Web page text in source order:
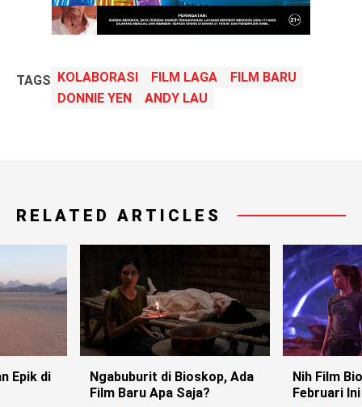
TAGS KOLABORASI FILM LAGA
FILM BARU
DONNIE YEN
ANDY LAU
RELATED ARTICLES
Epik di
Ngabuburit di Bioskop, Ada
Film Baru Apa Saja?
Nih Film
Februari Ini